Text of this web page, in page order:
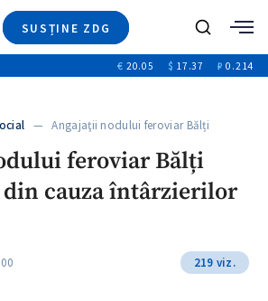
SUSȚINE ZDG
Ştiri
Special
Blog
€ 20.05 $ 17.37 ₽ 0.214
— Angajaţii nodului feroviar Bălți
feroviar Bălți
din cauza întârzierilor
219 viz.